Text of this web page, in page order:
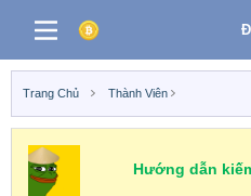
Trang Chủ Thành Viên
Hướng dẫn